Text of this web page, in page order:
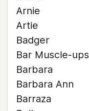
Arnie
Artie
Badger
Bar Muscle-ups
Barbara
Barbara Ann
Barraza